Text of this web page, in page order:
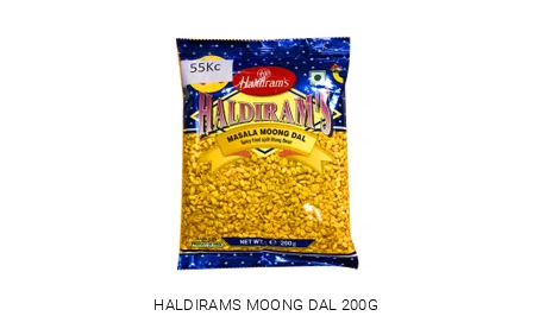
HALDIRAMS MOONG DAL 200G